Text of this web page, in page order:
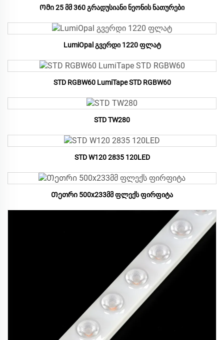
Ომი 25 მმ 360 გრადუსიანი ნეონის ნათურები
LumiOpal გვერდი 1220 ფლატ
STD RGBW60 LumiTape STD RGBW60
STD TW280
STD W120 2835 120LED
Თეთრი 500x233მმ ფლექს ფირფიტა